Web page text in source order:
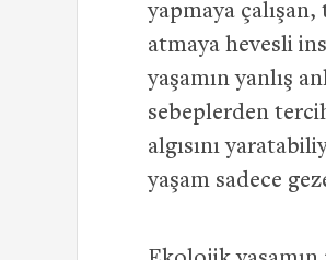
yapmaya
atmaya hevesli
yaşamın yanlış
sebeplerden
algısını
yaşam sadece